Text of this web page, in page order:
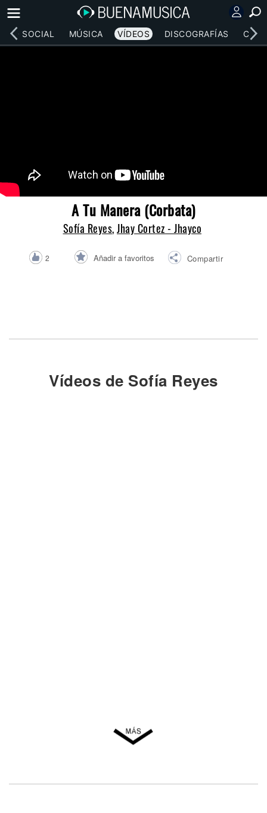
RED SOCIAL MÚSICA VÍDEOS DISCOGRAFÍAS
A Tu Manera (Corbata)
Sofía Reyes,Jhay Cortez - Jhayco
2 Añadir a favoritos Compartir
Vídeos de Sofía Reyes